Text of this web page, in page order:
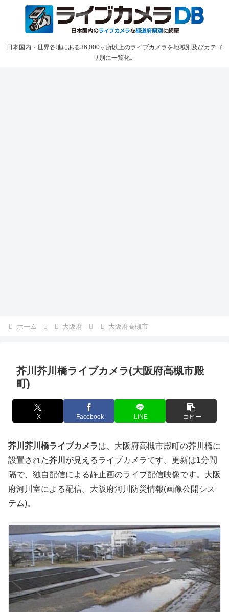
日本国内・世界各地にある36,000ヶ所以上のライブカメラを地域別及びカテゴ
リ別に一覧化。
ホーム 大阪府 大阪府高槻市
芥川芥川橋ライブカメラ(大阪府高槻市殿
町)
X Facebook LINE コピー
芥川芥川橋ライブカメラは、大阪府高槻市殿町の芥川橋に
設置された芥川 が見えるライブカメラです。更新は1分間
隔で、独自配信による静止画のライブ配信映像です。大阪
府河川室による配信。大阪府河川防災情報(画像公開シス
テム)。